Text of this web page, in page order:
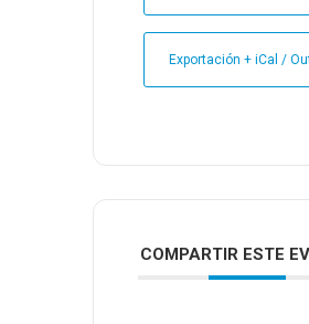
Exportación + iCal /
COMPARTIR ESTE